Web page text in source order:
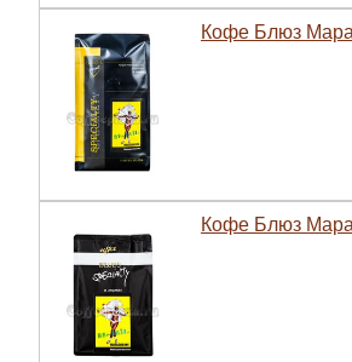
Кофе Блюз
Кофе Блюз